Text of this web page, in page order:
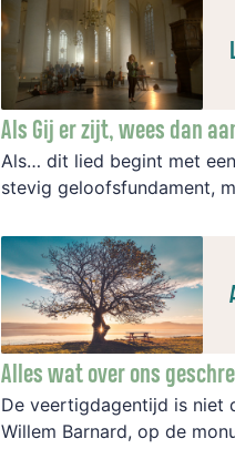
Als Gij er zijt, wees dan
Als… dit lied begint met
stevig geloofsfundament,
Alles wat over ons
De veertigdagentijd is niet
Willem Barnard, op de